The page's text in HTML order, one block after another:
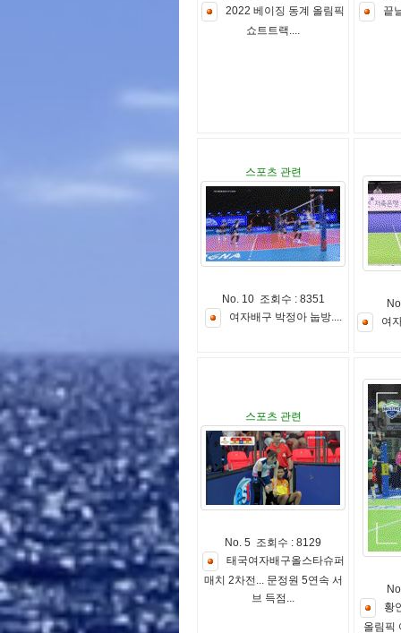
2022 베 이 징 동계 올림 픽
쇼트트랙....
끝
스포츠 관련
No. 10 조회수 : 8351
여자배 구 박정아 눕방....
여
스포츠 관련
No. 5 조회수 : 8129
태 국여자배 구올스타슈퍼
매 치 2차전 ... 문정원 5연 속 서
브 득점 ...
황
올림 픽